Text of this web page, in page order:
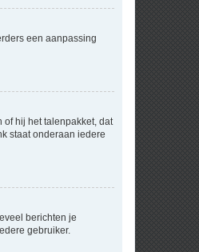
een aanpassing
of hij het talenpakket, dat
staat onderaan iedere
berichten je
gebruiker.